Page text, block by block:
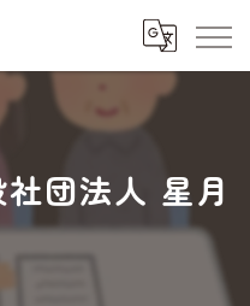
団法人 星月